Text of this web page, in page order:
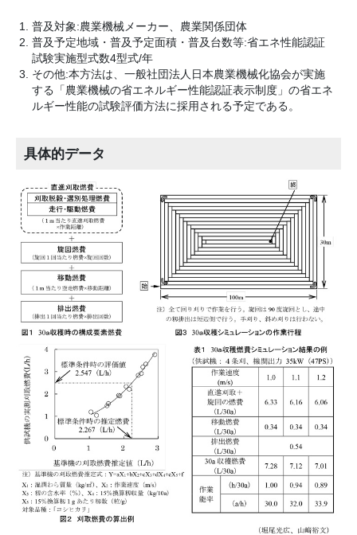
普及対象:農業機械メーカー、農業関係団体
普及予定地域・普及予定面積・普及台数等:省エネ性能認証
試験実施型式数4型式/年
その他:本方法は、一般社団法人日本農業機械化協会が実施
する「農業機械の省エネルギー性能認証表示制度」の省エネ
ルギー性能の試験評価方法に採用される予定である。
具体的データ